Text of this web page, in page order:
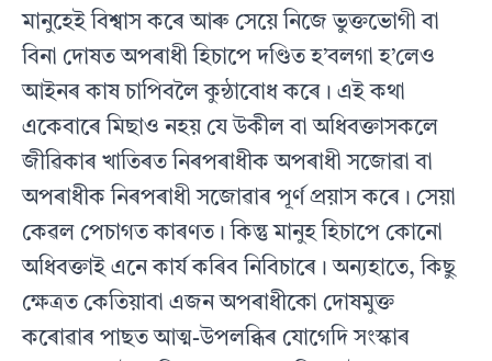
মানুহেই বিশ্বাস কৰে আৰু সেয়ে নিজে ভুক্তভোগী বা
বিনা দোষত অপৰাধী হিচাপে দণ্ডিত হ’বলগা হ’লেও
আইনৰ কাষ চাপিবলৈ কুন্ঠাবোধ কৰে। এই কথা
একেবাৰে মিছাও নহয় যে উকীল বা অধিবক্তাসকলে
জীৱিকাৰ খাতিৰত নিৰপৰাধীক অপৰাধী সজোৱা বা
অপৰাধীক নিৰপৰাধী সজোৱাৰ পূৰ্ণ প্ৰয়াস কৰে। সেয়া
কেৱল পেচাগত কাৰণত। কিন্তু মানুহ হিচাপে কোনো
অধিবক্তাই এনে কাৰ্য কৰিব নিবিচাৰে। অন্যহাতে, কিছু
ক্ষেত্ৰত কেতিয়াবা এজন অপৰাধীকো দোষমুক্ত
কৰোৱাৰ পাছত আত্ম-উপলব্ধিৰ যোগেদি সংস্কাৰ